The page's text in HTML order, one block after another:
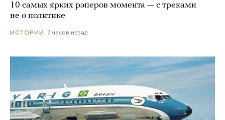
10 самых ярких рэперов момента — с треками
не о политике
ИСТОРИИ 7 часов назад